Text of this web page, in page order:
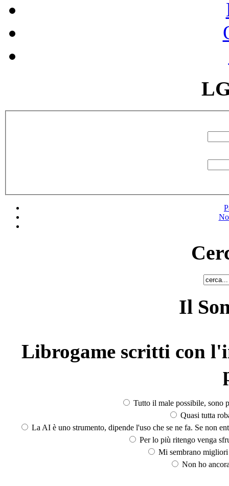
Il
Librogame scritti con
Tutto il male possibile, sono
Quasi tutta
La AI è uno strumento, dipende l'uso che se ne fa. Se non
Per lo più ritengo venga
Mi sembrano
Non ho